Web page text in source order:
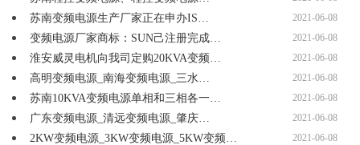
苏南变频电源生产厂家正在申办IS… 2021-06-08
变频电源厂家商标：SUN己注册完成… 2021-06-08
淮安威灵电机向我司定购20KVA变频… 2021-06-08
高明变频电源_南海变频电源_三水… 2021-06-08
苏南10KVA变频电源单相和三相各一… 2021-06-08
广东变频电源_清远变频电源_肇庆… 2021-06-08
2KW变频电源_3KW变频电源_5KW变频… 2021-06-08